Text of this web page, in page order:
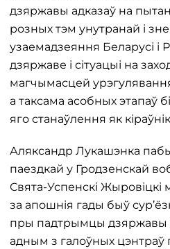
дзяржавы адказаў на
розных тэм унутранай і
узаемадзеяння Беларусі і
дзяржаве і сітуацыі на
магчымасцей
а таксама асобных этапаў
яго станаўлення як
Аляксандр Лукашэнка
паездкай у Гродзенскай
Свята-Успенскі
за апошнія гады быў
пры падтрымцы дзяржавы
адным з галоўных цэнтраў